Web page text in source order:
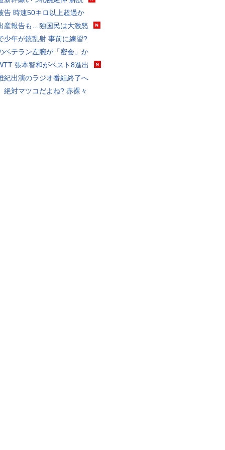
告 時速50キロ以上超過か
産報告も…独国民は大激怒
少年が銃乱射 事前に練習?
ベテラン左腕が「密会」か
張本智和がベスト8進出
紀出演のラジオ番組終了へ
絶対マツコだよね? 赤裸々